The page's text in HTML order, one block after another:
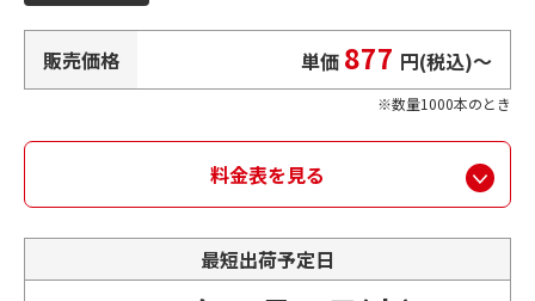
販売価格 単価 877 円(税込)〜
数量1000本のとき
料金表を見る
最短出荷予定日